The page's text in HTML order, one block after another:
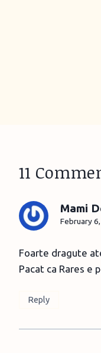
11
Mami
February
Foarte dragute
Pacat ca Rares e
Reply